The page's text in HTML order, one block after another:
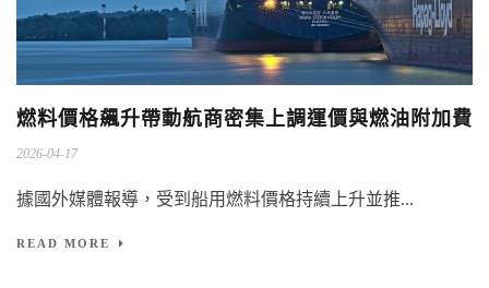
燃料價格飆升帶動航商密集上調運價與燃油附加費
2026-04-17
據國外媒體報導，受到船用燃料價格持續上升並推...
READ MORE